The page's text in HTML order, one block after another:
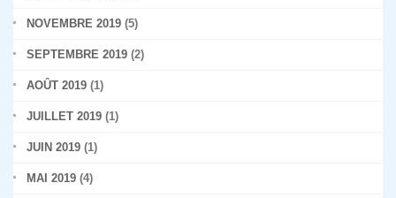
NOVEMBRE 2019 (5)
SEPTEMBRE 2019 (2)
AOÛT 2019 (1)
JUILLET 2019 (1)
JUIN 2019 (1)
MAI 2019 (4)